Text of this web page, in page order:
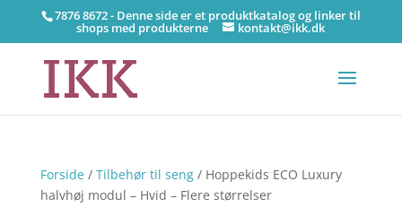
7876 8672 - Denne side er et produktkatalog og linker til
shops med produkterne kontakt@ikk.dk
Forside/ Tilbehør til seng/ Hoppekids ECO Luxury
halvhøj modul – Hvid – Flere størrelser